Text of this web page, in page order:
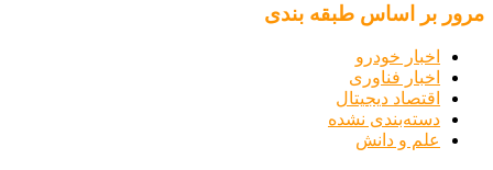
مرور بر اساس طبقه بندی
اخبار خودرو
اخبار فناوری
اقتصاد دیجیتال
دسته‌بندی نشده
علم و دانش